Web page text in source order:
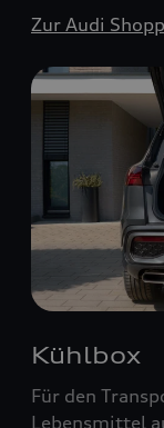
Zur Audi
Kühlbox
Für den
Lebensmittel